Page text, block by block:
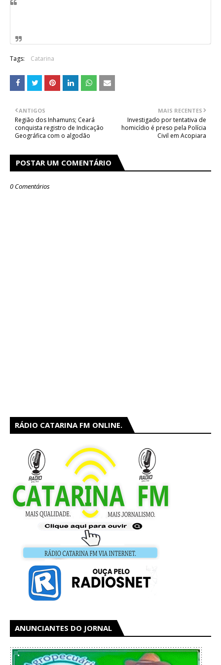
Tags: Catarina
MAIS RECENTES
Investigado por tentativa de
homicídio é preso pela Polícia
Civil em Acopiara
ANTIGOS
Região dos Inhamuns; Ceará
conquista registro de Indicação
Geográfica com o algodão
POSTAR UM COMENTÁRIO
0 Comentários
RÁDIO CATARINA FM ONLINE.
ANUNCIANTES DO JORNAL